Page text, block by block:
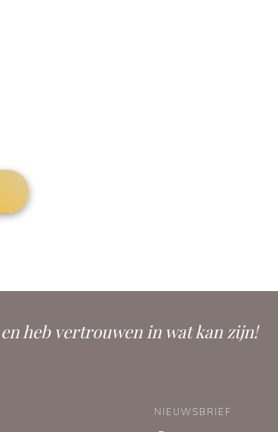
heb vertrouwen in wat kan zijn!
NIEUWSBRIEF